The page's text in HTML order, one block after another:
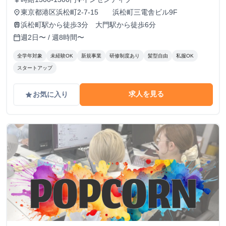
place東京都港区浜松町2-7-15 浜松町三電舎ビル9F
train浜松町駅から徒歩3分 大門駅から徒歩6分
calendar_today週2日〜 / 週8時間〜
全学年対象 未経験OK 新規事業 研修制度あり 髪型自由 私服OK
スタートアップ
gradeお気に入り 求人を見る